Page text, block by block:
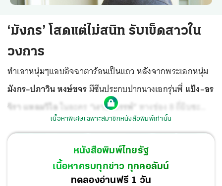
‘มังกร’ โสดแต่ไม่สนิท รับเข็ดสาวใน
วงการ
ทำเอาหนุ่มๆแอบอิจฉาตาร้อนเป็นแถว หลังจากพระเอกหนุ่ม
มังกร–ปภาวิน หงษ์ขจรมีซีนประกบปากนางเอกรุ่นพี่ แป้ง–อร
จิรา แหลมวิไล ในละคร “เงาอาถรรพ์” ทางช่อง 8 ถี่ยิบซะ
ขนาดนี้ ทำให้สงสัยจูบสะท้านจอขนาดนี้หวานใจไม่ว่าหรือ?
มังกรเผยว่า
“วันแรกที่เข้าฉากเลิฟซีนกับพี่แป้งจะบอกว่ามังกร
ตื่นเต้นมาก เพราะเราก็ยังใหม่ แต่พี่แป้งเค้าให้ความเป็น
กันเอง พูดคุยทักทาย พี่แป้งบอกให้เล่นเต็มที่เลย โตแล้วจะ
เนื้อหาพิเศษเฉพาะสมาชิกหนังสือพิมพ์เท่านั้น
หนังสือพิมพ์ไทยรัฐ
เนื้อหาครบทุกข่าว ทุกคอลัมน์
ทดลองอ่านฟรี 1 วัน